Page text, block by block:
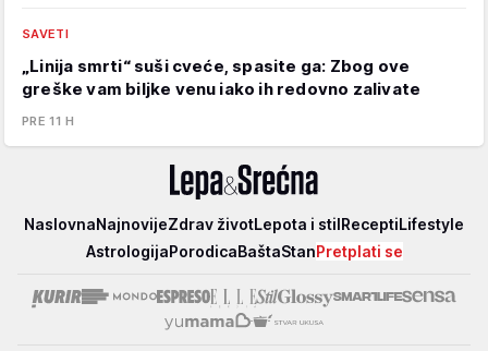
SAVETI
„Linija smrti“ suši cveće, spasite ga: Zbog ove
greške vam biljke venu iako ih redovno zalivate
PRE 11 H
Lepa
NaslovnaNajnovijeZdrav životLepota i stilReceptiLifestyle
AstrologijaPorodicaBaštaStanPretplati se